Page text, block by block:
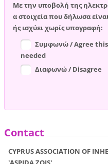
Με την υποβολή της
α στοιχεία που δήλωσα
ής ισχύει χωρίς υπογραφή:
Συμφωνώ / Agree
needed
Διαφωνώ / Disagree
Contact
CYPRUS ASSOCIATION OF